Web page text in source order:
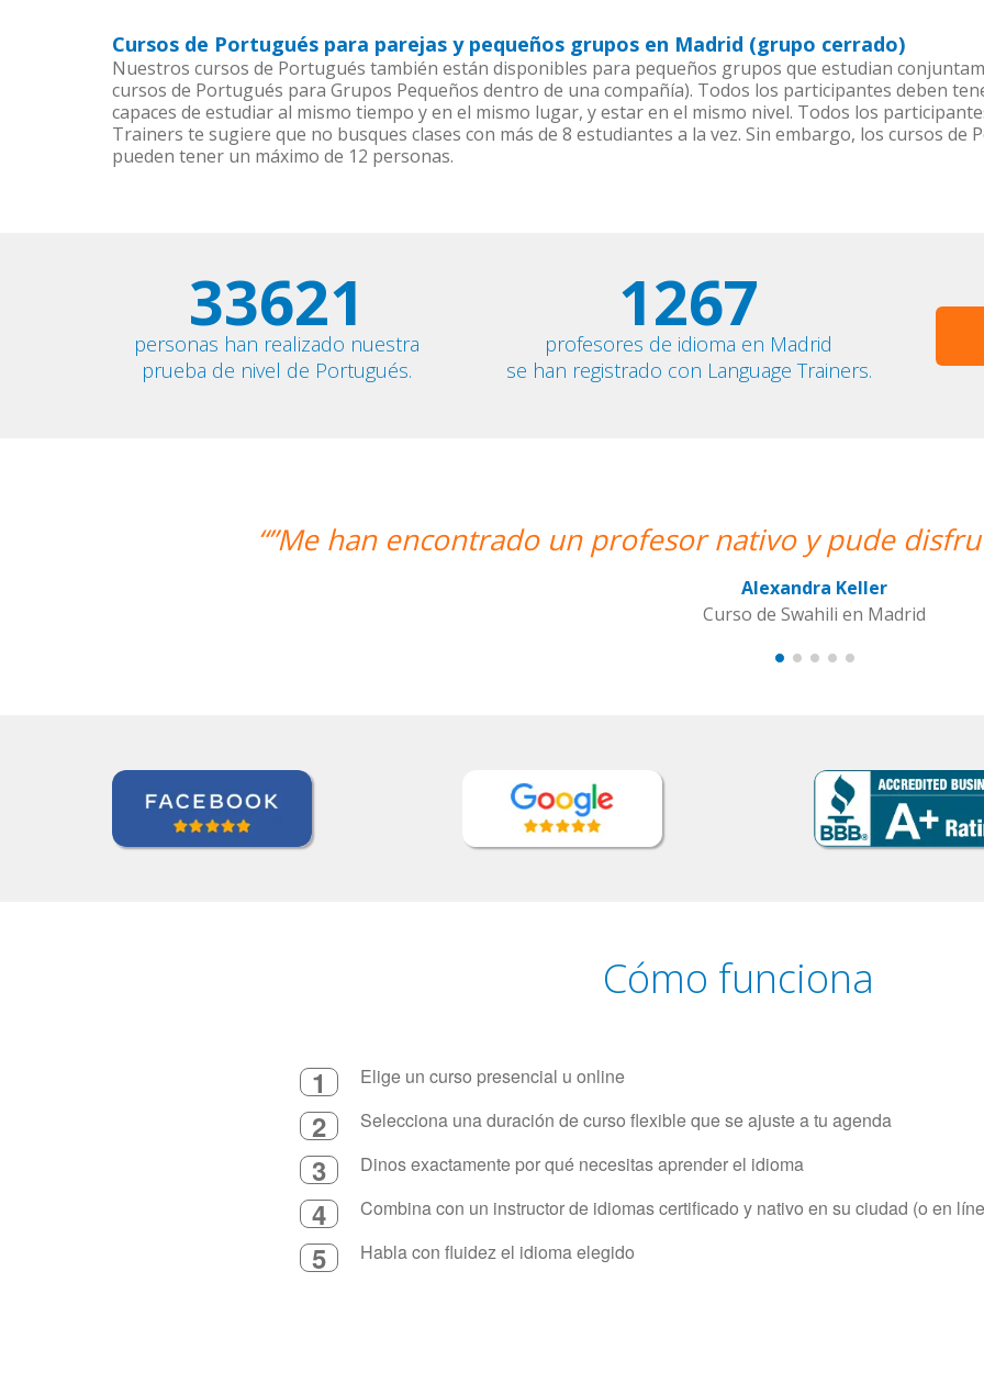
Cursos de Portugués para parejas y pequeños grupos en Madrid (grupo cerrado)
Nuestros cursos de Portugués también están disponibles para pequeños grupos que estudian
cursos de Portugués para Grupos Pequeños dentro de una compañía). Todos los participantes deben
capaces de estudiar al mismo tiempo y en el mismo lugar, y estar en el mismo nivel. Todos los
Trainers te sugiere que no busques clases con más de 8 estudiantes a la vez. Sin embargo, los cursos
pueden tener un máximo de 12 personas.
33621
personas han realizado nuestra
prueba de nivel de Portugués.
1267
profesores de idioma en Madrid
se han registrado con Language Trainers.
han encontrado un profesor nativo y pude disfrutar de mis clases de
Cómo funciona
1 Elige un curso presencial u online
2 Selecciona una duración de curso flexible que se ajuste a tu agenda
3 Dinos exactamente por qué necesitas aprender el idioma
4 Combina con un instructor de idiomas certificado y nativo en su ciudad (o en
5 Habla con fluidez el idioma elegido